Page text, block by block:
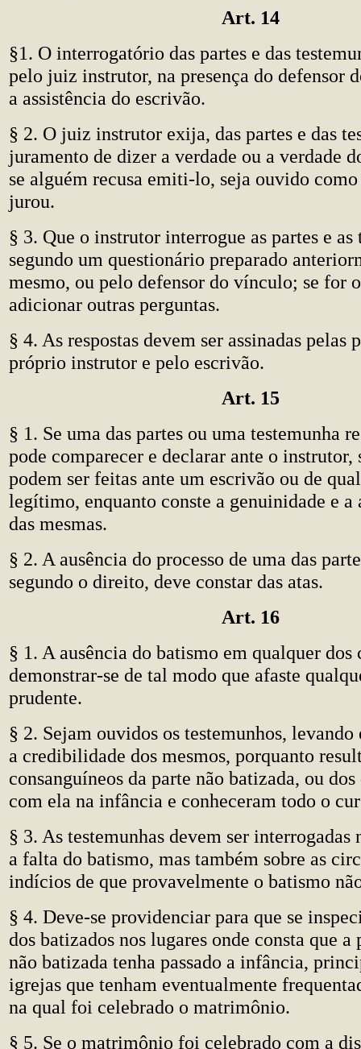
Art. 14
§1. O interrogatório das partes e das
pelo juiz instrutor, na presença do defensor
a assistência do escrivão.
§ 2. O juiz instrutor exija, das partes e das
juramento de dizer a verdade ou a verdade
se alguém recusa emiti-lo, seja ouvido como
jurou.
§ 3. Que o instrutor interrogue as partes e as
segundo um questionário preparado
mesmo, ou pelo defensor do vínculo; se for
adicionar outras perguntas.
§ 4. As respostas devem ser assinadas pelas
próprio instrutor e pelo escrivão.
Art. 15
§ 1. Se uma das partes ou uma testemunha
pode comparecer e declarar ante o instrutor,
podem ser feitas ante um escrivão ou de
legítimo, enquanto conste a genuinidade e a
das mesmas.
§ 2. A ausência do processo de uma das
segundo o direito, deve constar das atas.
Art. 16
§ 1. A ausência do batismo em qualquer dos
demonstrar-se de tal modo que afaste
prudente.
§ 2. Sejam ouvidos os testemunhos, levando
a credibilidade dos mesmos, porquanto
consanguíneos da parte não batizada, ou
com ela na infância e conheceram todo o
§ 3. As testemunhas devem ser interrogadas
a falta do batismo, mas também sobre as
indícios de que provavelmente o batismo
§ 4. Deve-se providenciar para que se
dos batizados nos lugares onde consta que a
não batizada tenha passado a infância,
igrejas que tenham eventualmente
na qual foi celebrado o matrimônio.
§ 5. Se o matrimônio foi celebrado com a